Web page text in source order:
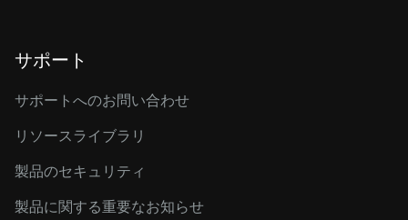
サポート
サポートへのお問い合わせ
リソースライブラリ
製品のセキュリティ
製品に関する重要なお知らせ